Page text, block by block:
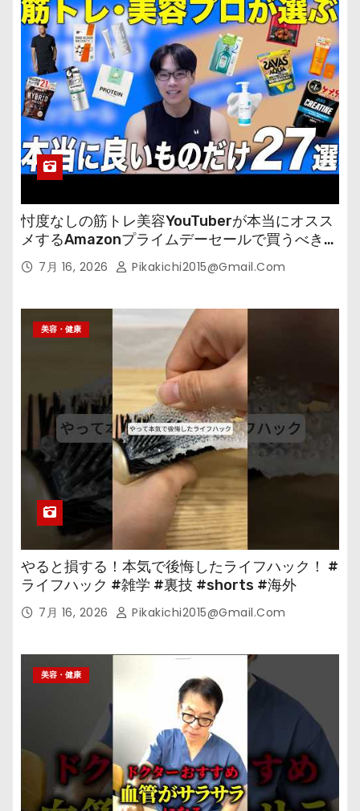
忖度なしの筋トレ美容YouTuberが本当にオスス
メするAmazonプライムデーセールで買うべきも
の 7月 16, 2026 Pikakichi2015@gmail.com
美容・健康
やると損する！本気で後悔したライフハック！ #
ライフハック #雑学 #裏技 #shorts #海外
7月 16, 2026 Pikakichi2015@gmail.com
美容・健康